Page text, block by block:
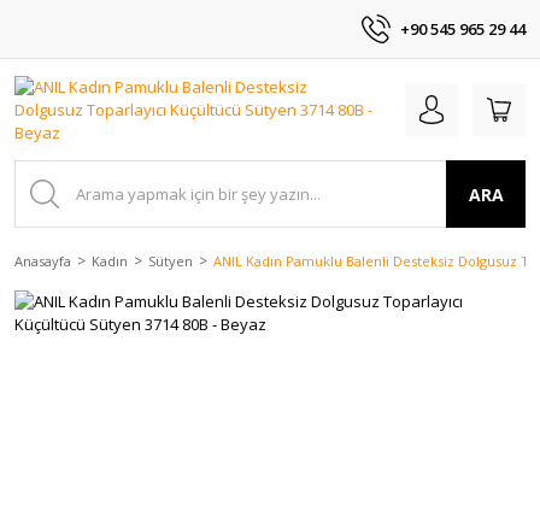
+90 545 965 29 44
ARA
Anasayfa Kadın Sütyen ANIL Kadın Pamuklu Balenli Desteksiz Dolgusuz